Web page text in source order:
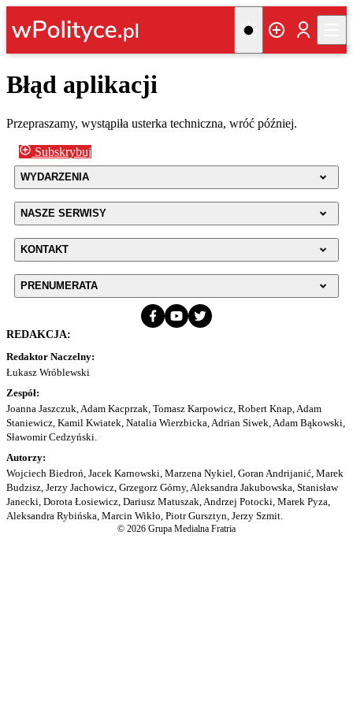
Błąd aplikacji
Przepraszamy, wystąpiła usterka techniczna, wróć później.
Subskrybuj
WYDARZENIA
NASZE SERWISY
KONTAKT
PRENUMERATA
REDAKCJA:
Redaktor Naczelny:
Łukasz Wróblewski
Zespół:
Joanna Jaszczuk, Adam Kacprzak, Tomasz Karpowicz, Robert Knap, Adam
Staniewicz, Kamil Kwiatek, Natalia Wierzbicka, Adrian Siwek, Adam Bąkowski,
Sławomir Cedzyński.
Autorzy:
Wojciech Biedroń, Jacek Karnowski, Marzena Nykiel, Goran Andrijanić, Marek
Budzisz, Jerzy Jachowicz, Grzegorz Górny, Aleksandra Jakubowska, Stanisław
Janecki, Dorota Łosiewicz, Dariusz Matuszak, Andrzej Potocki, Marek Pyza,
Aleksandra Rybińska, Marcin Wikło, Piotr Gursztyn, Jerzy Szmit.
© 2026 Grupa Medialna Fratria